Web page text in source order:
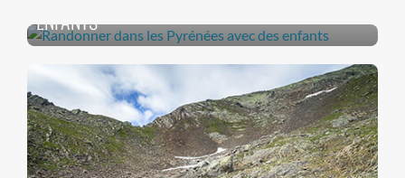
ENFANTS